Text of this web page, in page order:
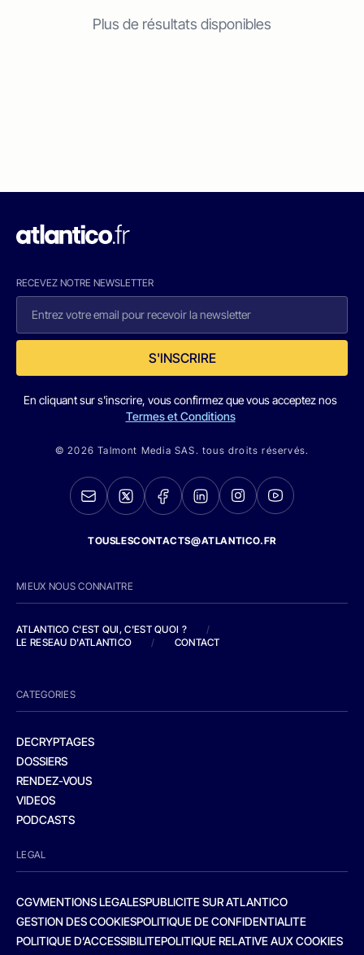
Plus de résultats disponibles
RECEVEZ NOTRE NEWSLETTER
S'INSCRIRE
En cliquant sur s'inscrire, vous confirmez que vous acceptez nos
Termes et Conditions
© 2026 Talmont Media SAS. tous droits réservés.
TOUSLESCONTACTS@ATLANTICO.FR
MIEUX NOUS CONNAITRE
ATLANTICO C'EST QUI, C'EST QUOI ?
/
LE RESEAU D'ATLANTICO
/ CONTACT
CATEGORIES
DECRYPTAGES
DOSSIERS
RENDEZ-VOUS
VIDEOS
PODCASTS
LEGAL
CGVMENTIONS LEGALESPUBLICITE SUR ATLANTICO
GESTION DES COOKIESPOLITIQUE DE CONFIDENTIALITE
POLITIQUE D’ACCESSIBILITEPOLITIQUE RELATIVE AUX COOKIES